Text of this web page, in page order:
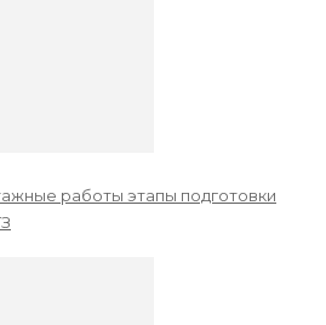
работы этапы подготовки